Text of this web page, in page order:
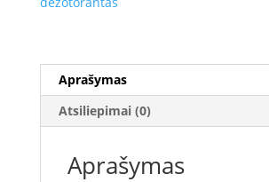
Aprašymas
Atsiliepimai (0)
Aprašymas